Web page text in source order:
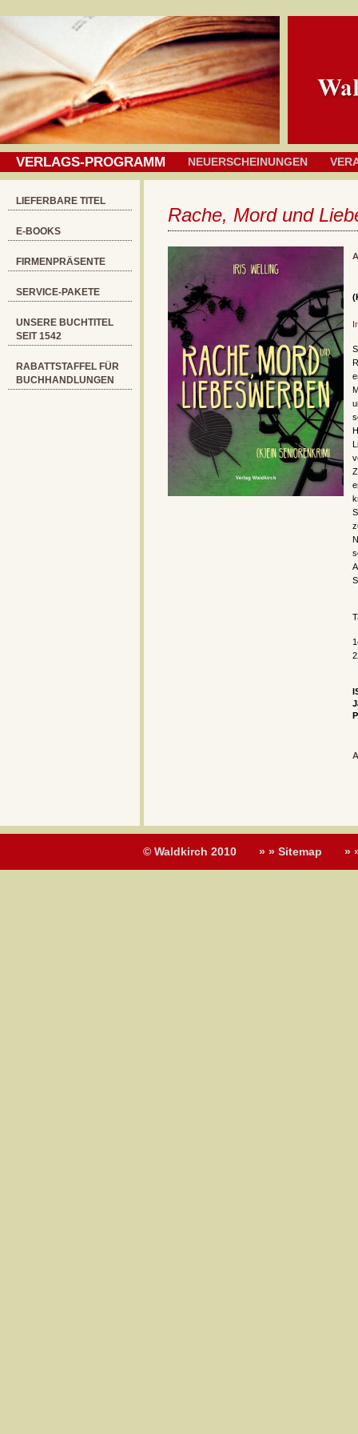
VERLAGS-PROGRAMM NEUERSCHEINUNGEN
LIEFERBARE TITEL
E-BOOKS
FIRMENPRÄSENTE
SERVICE-PAKETE
UNSERE BUCHTITEL
SEIT 1542
RABATTSTAFFEL FÜR
BUCHHANDLUNGEN
Rache, Mord und
© Waldkirch 2010 » » Sitemap »